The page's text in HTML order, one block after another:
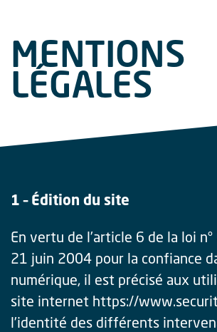
MENTIONS
LÉGALES
1 – Édition du site
En vertu de l’article 6 de la loi
21 juin 2004 pour la confiance
numérique, il est précisé aux
site internet https://
l’identité des différents